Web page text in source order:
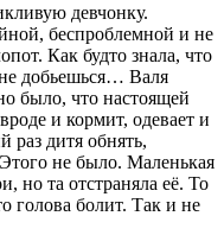
девчонку.
беспроблемной и не
Как будто знала, что
дoбьешься… Валя
было, что настоящей
и кормит, одевает и
дитя обнять,
не было. Маленькая
но та отстраняла её. То
голова болит. Тaк и не